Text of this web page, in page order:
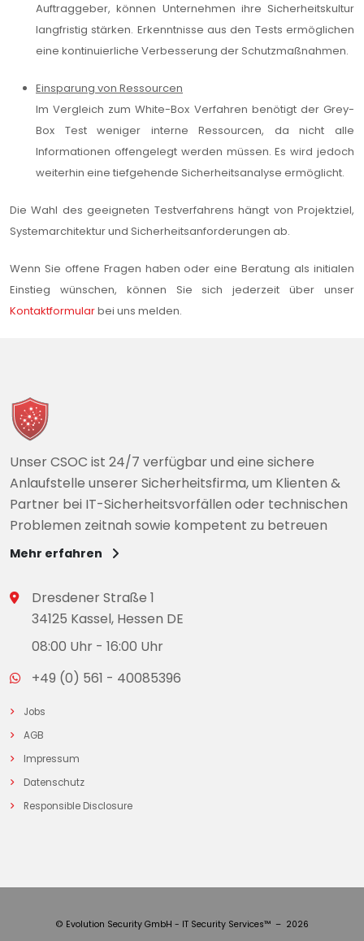
Auftraggeber, können Unternehmen ihre Sicherheitskultur
langfristig stärken. Erkenntnisse aus den Tests ermöglichen
eine kontinuierliche Verbesserung der Schutzmaßnahmen.
Einsparung von Ressourcen
Im Vergleich zum White-Box Verfahren benötigt der Grey-
Box Test weniger interne Ressourcen, da nicht alle
Informationen offengelegt werden müssen. Es wird jedoch
weiterhin eine tiefgehende Sicherheitsanalyse ermöglicht.
Die Wahl des geeigneten Testverfahrens hängt von Projektziel,
Systemarchitektur und Sicherheitsanforderungen ab.
Wenn Sie offene Fragen haben oder eine Beratung als initialen
Einstieg wünschen, können Sie sich jederzeit über unser
Kontaktformularbei uns melden.
Unser CSOC ist 24/7 verfügbar und eine sichere
Anlaufstelle unserer Sicherheitsfirma, um Klienten &
Partner bei IT-Sicherheitsvorfällen oder technischen
Problemen zeitnah sowie kompetent zu betreuen
Mehr erfahren
Dresdener Straße 1
34125 Kassel, Hessen DE
08:00 Uhr - 16:00 Uhr
+49 (0) 561 - 40085396
Jobs
AGB
Impressum
Datenschutz
Responsible Disclosure
© Evolution Security GmbH - IT Security Services™ – 2026